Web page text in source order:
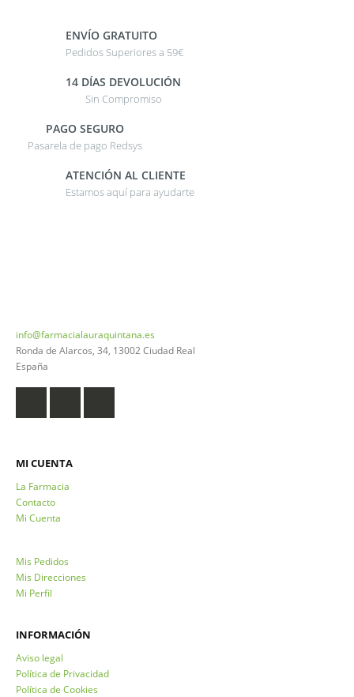
ENVÍO GRATUITO
Pedidos Superiores a 59€
14 DÍAS DEVOLUCIÓN
Sin Compromiso
PAGO SEGURO
Pasarela de pago Redsys
ATENCIÓN AL CLIENTE
Estamos aquí para ayudarte
info@farmacialauraquintana.es
Ronda de Alarcos, 34, 13002 Ciudad Real
España
MI CUENTA
La Farmacia
Contacto
Mi Cuenta
Mis Pedidos
Mis Direcciones
Mi Perfil
INFORMACIÓN
Aviso legal
Política de Privacidad
Política de Cookies